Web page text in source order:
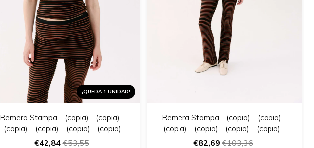
¡QUEDA 1 UNIDAD!
Remera Stampa - (copia) - (copia) -
(copia) - (copia) - (copia) - (copia)
€42,84€53,55
Remera Stampa - (copia) - (copia) -
(copia) - (copia) - (copia) - (copia) -
(copia)
€82,69€103,36